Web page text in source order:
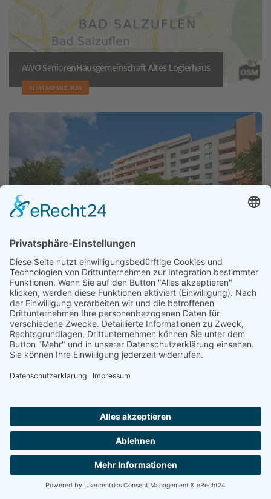
AWO SeniorenHausgemeinschaft Altes Logierhaus
32105 BAD SALZUFLEN
Augustinum Seniorenresidenz Detmold
32760 DETMOLD
Sie suchen einen Platz in einer Seniorenresidenz?
Wir sind auch telefonisch für Sie da und helfen.
Montag-Freitag von 8:00 - 16:30 Uhr
0800 800 666 0